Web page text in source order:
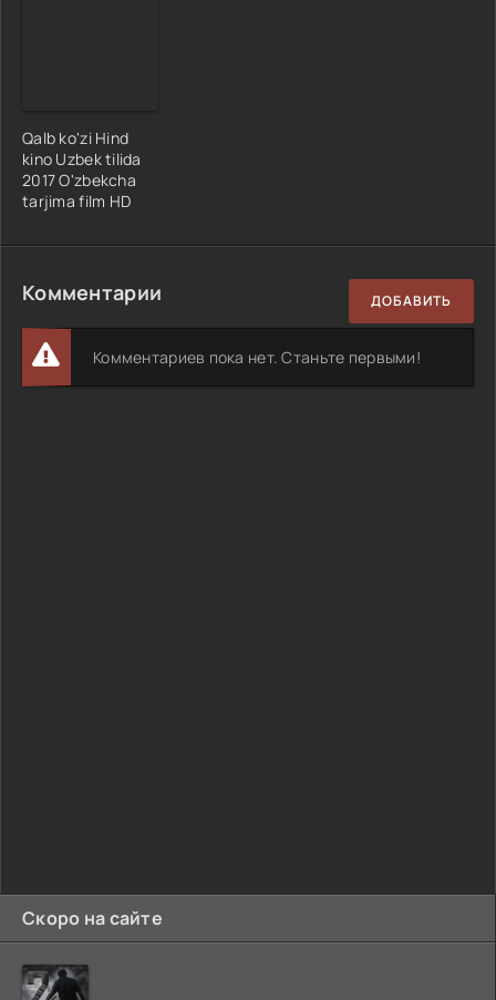
Скоро на сайте
Qalb ko'zi Hind
kino Uzbek tilida
2017 O'zbekcha
tarjima film HD
Комментарии ДОБАВИТЬ
Комментариев пока нет. Станьте первыми!